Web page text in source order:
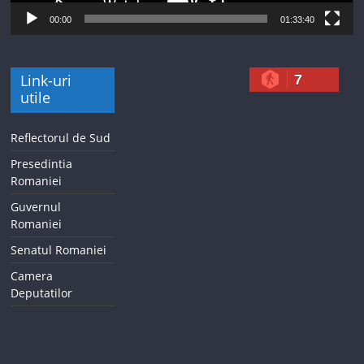
00:00 01:33:40
Link-uri
utile
Reflectorul de Sud
Presedintia
Romaniei
Guvernul
Romaniei
Senatul Romaniei
Camera
Deputatilor
7